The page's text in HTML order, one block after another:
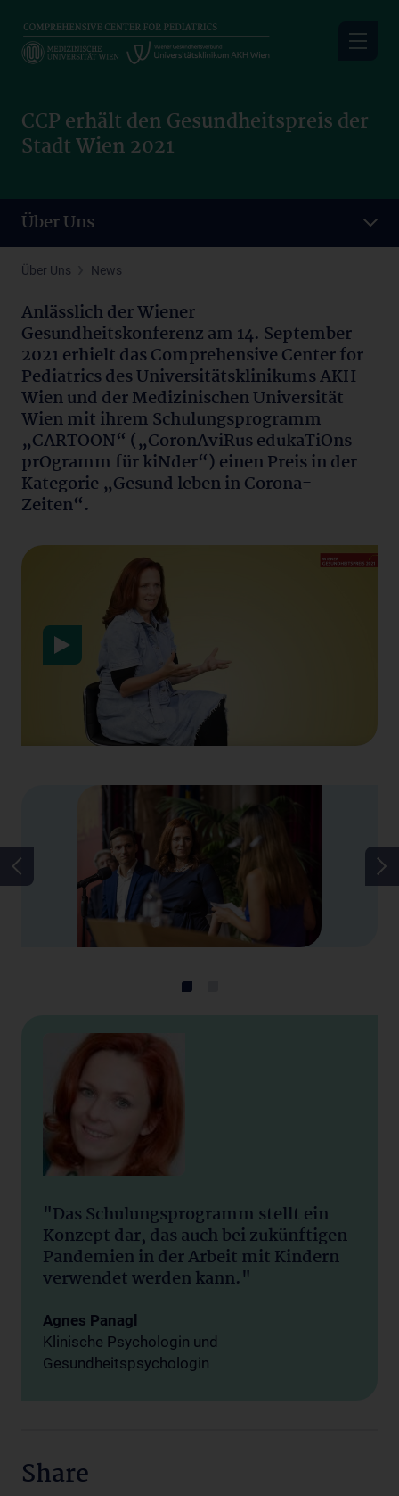
main
CCP erhält den Gesundheitspreis der
Stadt Wien 2021
Über Uns
Über Uns News
Anlässlich der Wiener
Gesundheitskonferenz am 14. September
2021 erhielt das Comprehensive Center for
Pediatrics des Universitätsklinikums AKH
Wien und der Medizinischen Universität
Wien mit ihrem Schulungsprogramm
„CARTOON“ („CoronAviRus edukaTiOns
prOgramm für kiNder“) einen Preis in der
Kategorie „Gesund leben in Corona-
Zeiten“.
Datenschutzerklärung
"Das Schulungsprogramm stellt ein
Konzept dar, das auch bei zukünftigen
Pandemien in der Arbeit mit Kindern
verwendet werden kann."
Agnes Panagl
Klinische Psychologin und
Gesundheitspsychologin
Share